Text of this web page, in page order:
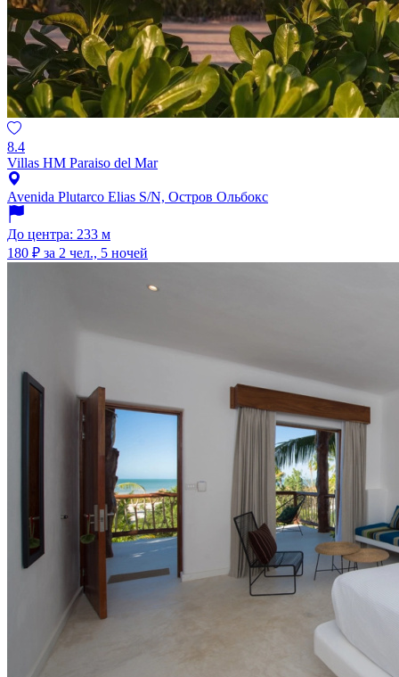
8.4
Villas HM Paraiso del Mar
Avenida Plutarco Elias S/N, Остров Ольбокс
До центра: 233 м
180 ₽ за 2 чел., 5 ночей